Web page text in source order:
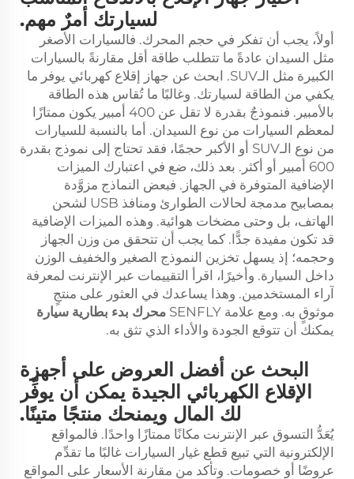
لسيارتك أمرٌ مهم.
أولاً، يجب أن تفكر في حجم المحرك. فالسيارات الأصغر
مثل السيدان عادةً ما تتطلب طاقة أقل مقارنةً بالسيارات
الكبيرة مثل الـSUV. ابحث عن جهاز إقلاع كهربائي يوفر ما
يكفي من الطاقة لسيارتك. وغالبًا ما تُقاس هذه الطاقة
بالأمبير. فنموذجٌ بقدرة لا تقل عن 400 أمبير يكون ممتازًا
لمعظم السيارات من نوع السيدان. أما بالنسبة للسيارات
من نوع الـSUV أو الأكبر حجمًا، فقد تحتاج إلى نموذج بقدرة
600 أمبير أو أكثر. بعد ذلك، ضع في اعتبارك الميزات
الإضافية المتوفرة في الجهاز. فبعض النماذج مزوَّدة
بمصابيح مدمجة لحالات الطوارئ ومنافذ USB لشحن
الهاتف، بل وحتى مضخات هوائية. وهذه الميزات الإضافية
قد تكون مفيدة جدًّا. كما يجب أن تتحقق من وزن الجهاز
وحجمه؛ إذ يسهل تخزين النموذج الصغير والخفيف الوزن
داخل السيارة. وأخيرًا، اقرأ التقييمات عبر الإنترنت لمعرفة
آراء المستخدمين. وهذا يساعدك في العثور على منتجٍ
موثوقٍ به. ومع علامة SENFLY
محرك بدء بطارية سيارة
يمكنك أن تتوقع الجودة والأداء الذي تثق به.
البحث عن أفضل العروض على أجهزة
الإقلاع الكهربائي الجيدة يمكن أن يوفِّر
لك المال ويمنحك منتجًا متينًا.
يُعَدُّ التسوق عبر الإنترنت مكانًا ممتازًا واحدًا. فالمواقع
الإلكترونية التي تبيع قطع غيار السيارات غالبًا ما تقدِّم
عروضًا أو خصومات. وتأكد من مقارنة الأسعار على المواقع